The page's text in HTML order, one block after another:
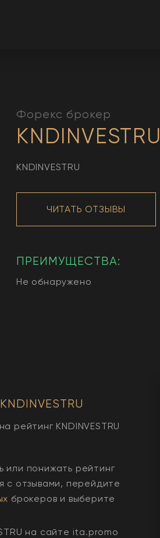
Форекс брокер
KNDINVESTRU
KNDINVESTRU
ЧИТАТЬ ОТЗЫВЫ
ПРЕИМУЩЕСТВА:
Не обнаружено
KNDINVESTRU
рейтинг KNDINVESTRU
или понижать рейтинг
с отзывами, перейдите
брокеров и выберите
на сайте ita.promo